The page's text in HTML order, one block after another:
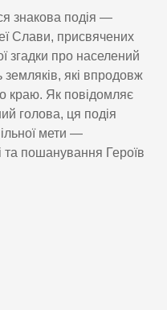
знакова подія —
Слави, присвячених
згадки про населений
які впродовж
краю. Як повідомляє
голова, ця подія
мети —
та пошанування Героїв